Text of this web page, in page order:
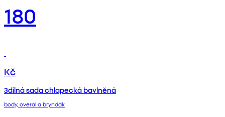
180
Kč
3dílná sada chlapecká bavlněná
body, overal a bryndák